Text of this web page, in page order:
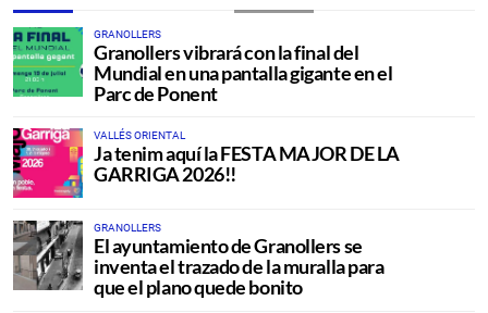
GRANOLLERS
Granollers vibrará con la final del
Mundial en una pantalla gigante en el
Parc de Ponent
VALLÉS ORIENTAL
Ja tenim aquí la FESTA MAJOR DE LA
GARRIGA 2026!!
GRANOLLERS
El ayuntamiento de Granollers se
inventa el trazado de la muralla para
que el plano quede bonito